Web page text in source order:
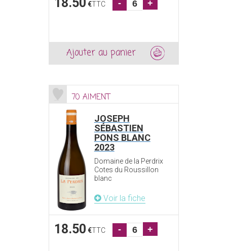
€TTC - +
Ajouter au panier
70 AIMENT
JOSEPH
SÉBASTIEN
PONS BLANC
2023
Domaine de la Perdrix
Cotes du Roussillon
blanc
Voir la fiche
18.50 €TTC - +